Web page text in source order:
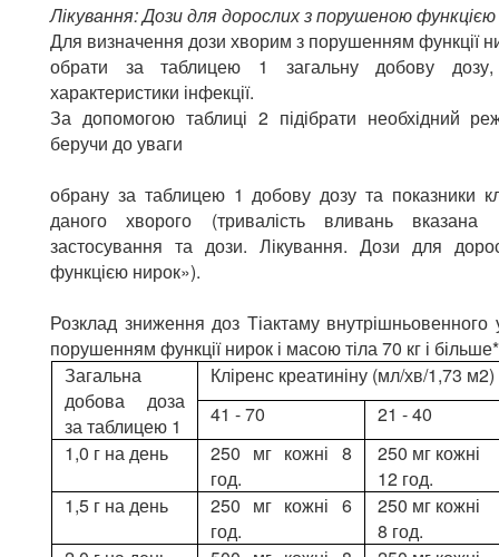
Лікування: Дози для дорослих з порушеною
Для визначення дози хворим з порушенням функції
обрати за таблицею 1 загальну добову
характеристики інфекції.
За допомогою таблиці 2 підібрати необхідний
беручи до уваги
обрану за таблицею 1 добову дозу та показники
даного хворого (тривалість вливань вказана
застосування та дози. Лікування. Дози для
функцією нирок»).
Розклад зниження доз Тіактаму
порушенням функції нирок і масою тіла 70 кг і
Загальна
добова доза
за таблицею 1
Кліренс креатиніну (мл/хв/1,73 м2)
41 - 70
21 - 40
1,0 г на день
250 мг кожні 8
год.
250 мг кожні
12 год.
1,5 г на день
250 мг кожні 6
год.
250 мг кожні
8 год.